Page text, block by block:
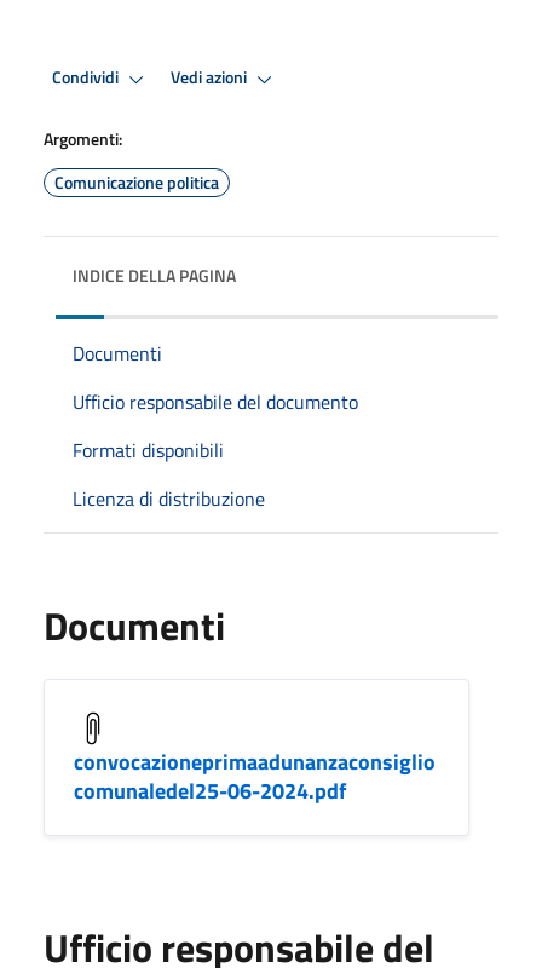
Condividi Vedi azioni
Argomenti:
Comunicazione politica
INDICE DELLA PAGINA
Documenti
Ufficio responsabile del documento
Formati disponibili
Licenza di distribuzione
Documenti
convocazioneprimaadunanzaconsiglio
comunaledel25-06-2024.pdf
Ufficio responsabile del